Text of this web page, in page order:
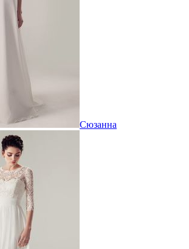
Сюзанна